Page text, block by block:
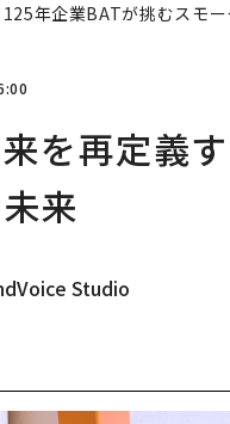
年企業BATが挑むスモー
を再定義
来
Studio